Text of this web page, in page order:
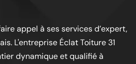
appel à ses services d’expert,
L'entreprise Éclat Toiture 31
dynamique et qualifié à